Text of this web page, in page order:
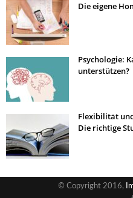
Die eigene
Psychologie:
unterstützen?
Flexibilität
Die richtige
© Copyright 2016,